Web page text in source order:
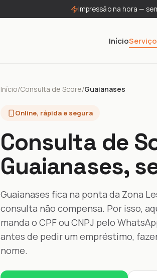
Impressão na hora —
Início
Início/Consulta de Score/Guaianases
Online, rápida e segura
Consulta de
Guaianases,
Guaianases fica na ponta da Zona
consulta não compensa. Por isso,
manda o CPF ou CNPJ pelo
antes de pedir um empréstimo,
nome.